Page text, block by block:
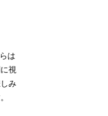
は
視
み